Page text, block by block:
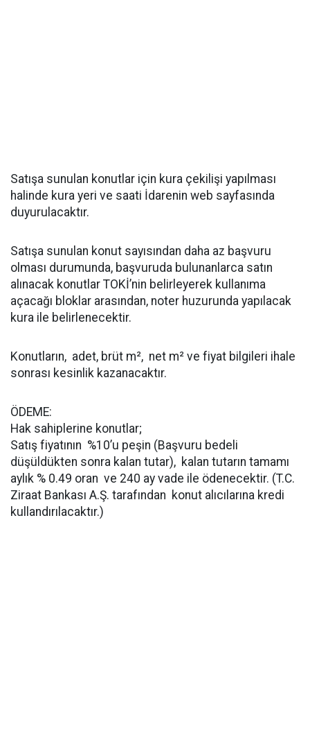
Satışa sunulan konutlar için kura çekilişi yapılması
halinde kura yeri ve saati İdarenin web sayfasında
duyurulacaktır.
Satışa sunulan konut sayısından daha az başvuru
olması durumunda, başvuruda bulunanlarca satın
alınacak konutlar TOKİ’nin belirleyerek kullanıma
açacağı bloklar arasından, noter huzurunda yapılacak
kura ile belirlenecektir.
Konutların, adet, brüt m², net m² ve fiyat bilgileri ihale
sonrası kesinlik kazanacaktır.
ÖDEME:
Hak sahiplerine konutlar;
Satış fiyatının %10’u peşin (Başvuru bedeli
düşüldükten sonra kalan tutar), kalan tutarın tamamı
aylık % 0.49 oran ve 240 ay vade ile ödenecektir. (T.C.
Ziraat Bankası A.Ş. tarafından konut alıcılarına kredi
kullandırılacaktır.)